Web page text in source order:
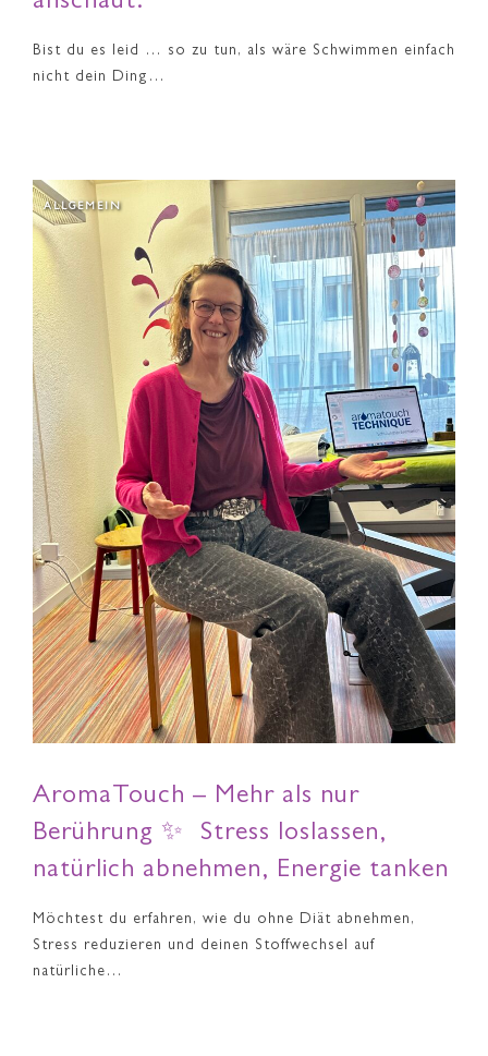
Bist du es leid … so zu tun, als wäre Schwimmen einfach
nicht dein Ding…
ALLGEMEIN
AromaTouch – Mehr als nur
Berührung ✨ Stress loslassen,
natürlich abnehmen, Energie tanken
Möchtest du erfahren, wie du ohne Diät abnehmen,
Stress reduzieren und deinen Stoffwechsel auf
natürliche…